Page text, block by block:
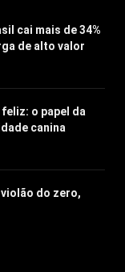
cai mais de 34%
de alto valor
o papel da
canina
do zero,